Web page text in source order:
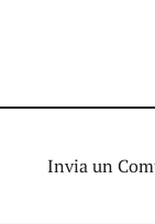
Invia un